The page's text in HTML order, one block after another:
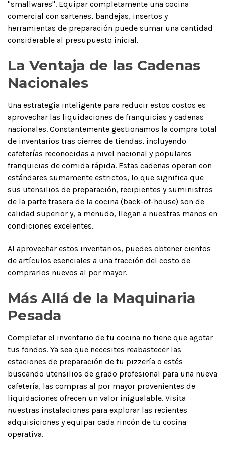
"smallwares". Equipar completamente una cocina
comercial con sartenes, bandejas, insertos y
herramientas de preparación puede sumar una cantidad
considerable al presupuesto inicial.
La Ventaja de las Cadenas
Nacionales
Una estrategia inteligente para reducir estos costos es
aprovechar las liquidaciones de franquicias y cadenas
nacionales. Constantemente gestionamos la compra total
de inventarios tras cierres de tiendas, incluyendo
cafeterías reconocidas a nivel nacional y populares
franquicias de comida rápida. Estas cadenas operan con
estándares sumamente estrictos, lo que significa que
sus utensilios de preparación, recipientes y suministros
de la parte trasera de la cocina (back-of-house) son de
calidad superior y, a menudo, llegan a nuestras manos en
condiciones excelentes.
Al aprovechar estos inventarios, puedes obtener cientos
de artículos esenciales a una fracción del costo de
comprarlos nuevos al por mayor.
Más Allá de la Maquinaria
Pesada
Completar el inventario de tu cocina no tiene que agotar
tus fondos. Ya sea que necesites reabastecer las
estaciones de preparación de tu pizzería o estés
buscando utensilios de grado profesional para una nueva
cafetería, las compras al por mayor provenientes de
liquidaciones ofrecen un valor inigualable. Visita
nuestras instalaciones para explorar las recientes
adquisiciones y equipar cada rincón de tu cocina
operativa.